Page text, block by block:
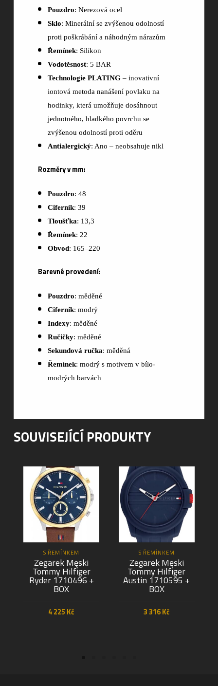
Pouzdro: Nerezová ocel
Sklo: Minerální se zvýšenou odolností
proti poškrábání a náhodným nárazům
Řemínek: Silikon
Vodotěsnost: 5 BAR
Technologie PLATING– inovativní
iontová metoda nanášení povlaku na
hodinky, která umožňuje dosáhnout
jednotného, hladkého povrchu se
zvýšenou odolností proti oděru
Antialergický: Ano – neobsahuje nikl
Rozměry v mm:
Pouzdro: 48
Ciferník: 39
Tloušťka: 13,3
Řemínek: 22
Obvod: 165–220
Barevné provedení:
Pouzdro: měděné
Ciferník: modrý
Indexy: měděné
Ručičky: měděné
Sekundová ručka: měděná
Řemínek: modrý s motivem v bílo-
modrých barvách
SOUVISEJÍCÍ PRODUKTY
S ŘEMÍNKEM
Zegarek Męski
Tommy Hilfiger
Ryder 1710496 +
BOX
4 225 Kč
S ŘEMÍNKEM
Zegarek Męski
Tommy Hilfiger
Austin 1710595 +
BOX
3 316Kč